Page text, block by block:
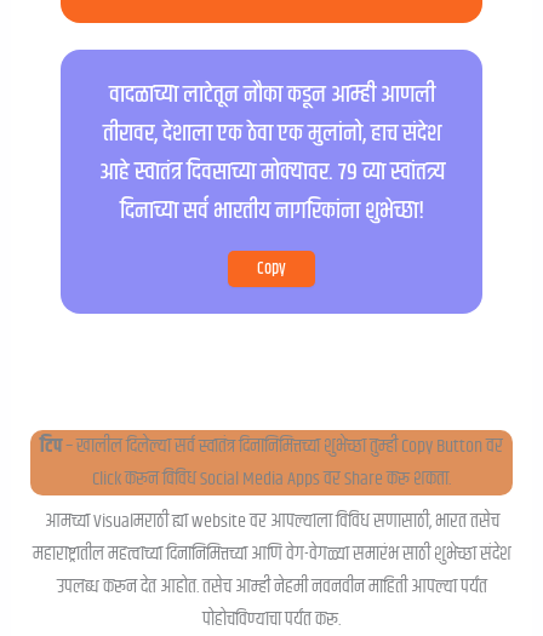
वादळाच्या लाटेतून नौका कडून आम्ही आणली
तीरावर, देशाला एक ठेवा एक मुलांनो, हाच संदेश
आहे स्वातंत्र दिवसाच्या मोक्यावर. ७९ व्या स्वांतत्र्य
दिनाच्या सर्व भारतीय नागरिकांना शुभेच्छा!
Copy
टिप– खालील दिलेल्या सर्व स्वातंत्र दिनानिमित्तच्या शुभेच्छा तुम्ही Copy Button वर
Click करून विविध Social Media Apps वर Share करू शकता.
आमच्या Visualमराठी ह्या website वर आपल्याला विविध सणासाठी, भारत तसेच
महाराष्ट्रातील महत्वाच्या दिनानिमित्तच्या आणि वेग-वेगळ्या समारंभ साठी शुभेच्छा संदेश
उपलब्ध करून देत आहोत. तसेच आम्ही नेहमी नवनवीन माहिती आपल्या पर्यंत
पोहोचविण्याचा पर्यंत करू.